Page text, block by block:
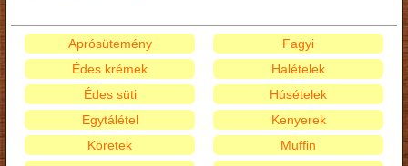
Aprósütemény
Édes krémek
Édes süti
Egytálétel
Fagyi
Halételek
Húsételek
Kenyerek
Köretek
Muffin